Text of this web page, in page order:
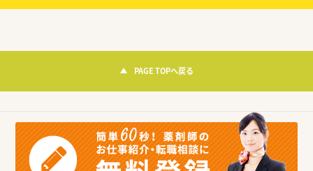
PAGE TOPへ戻る